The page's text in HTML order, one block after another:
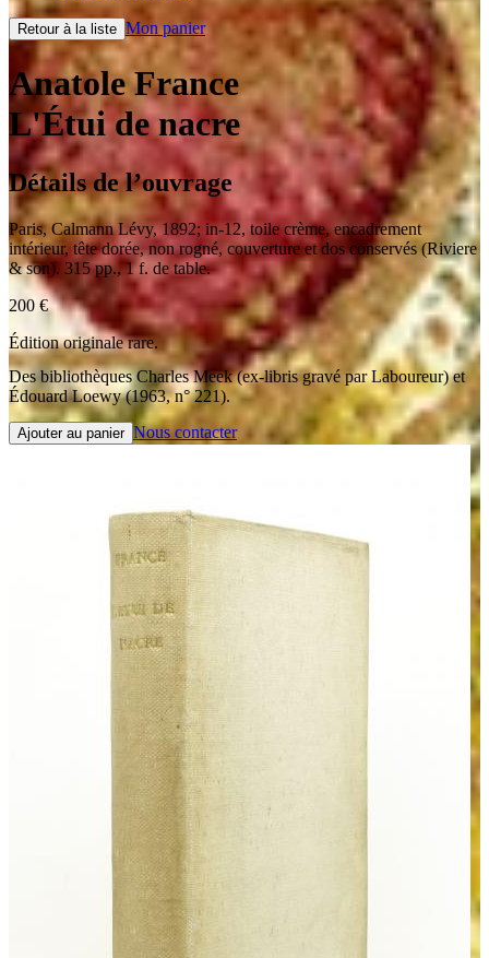
Retour à la liste Mon panier
Anatole France
L'Étui de nacre
Détails de l’ouvrage
Paris,Calmann Lévy,1892; in-12, toile crème, encadrement
intérieur, tête dorée, non rogné, couverture et dos conservés (Riviere
& son). 315 pp., 1 f. de table.
200 €
Édition originale rare.
Des bibliothèques Charles Meek (ex-libris gravé par Laboureur) et
Édouard Loewy (1963, n° 221).
Ajouter au panier Nous contacter